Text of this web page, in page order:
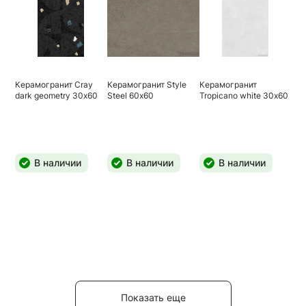
Керамогранит Cray
dark geometry 30х60
В наличии
Керамогранит Style
Steel 60х60
В наличии
Керамогранит
Tropicano white 30х60
В наличии
Показать еще